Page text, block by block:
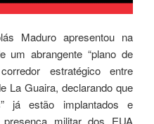
Maduro apresentou na
um abrangente “plano de
estratégico entre
La Guaira, declarando que
já estão implantados e
presença militar dos EUA